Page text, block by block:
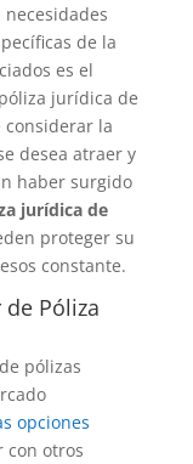
de la
es el
jurídica de
considerar la
desea atraer y
haber surgido
jurídica de
proteger su
constante.
Póliza
pólizas
opciones
con otros